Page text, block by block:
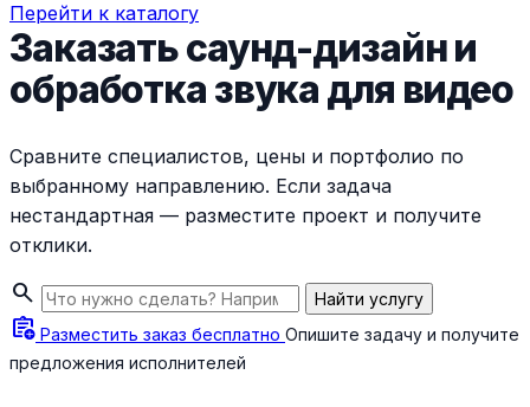
Перейти к каталогу
Заказать саунд-дизайн и
обработка звука для видео
Сравните специалистов, цены и портфолио по
выбранному направлению. Если задача
нестандартная — разместите проект и получите
отклики.
search Найти услугу
assignment_add Разместить заказ бесплатно Опишите задачу и получите
предложения исполнителей